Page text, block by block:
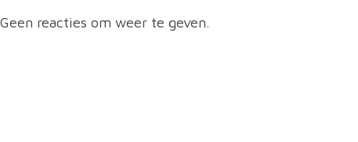
Geen reacties om weer te geven.